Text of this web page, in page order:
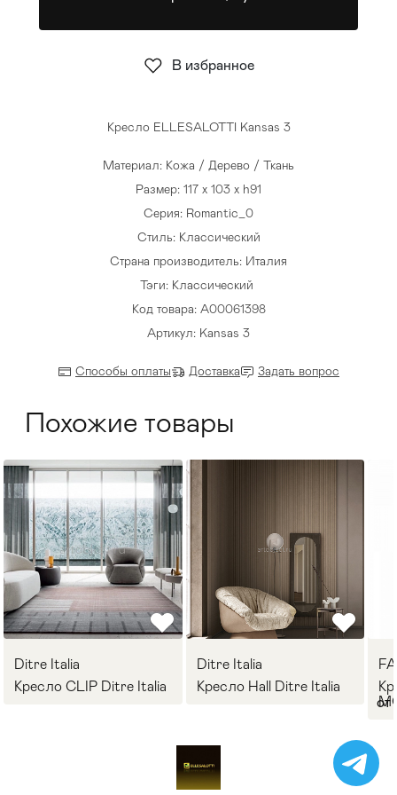
Стулья >
Кресло ELLESALOTTI Kansas 3
Материал: Кожа / Дерево / Ткань
Размер: 117 x 103 x h91
Серия: Romantic_0
Стиль: Классический
Страна производитель: Италия
Тэги: Классический
Код товара: A00061398
Артикул: Kansas 3
Способы оплаты Доставка Задать вопрос
В избранное
Похожие товары
Ditre Italia
Кресло CLIP Ditre Italia
Ditre Italia
Кресло Hall Ditre Italia
от